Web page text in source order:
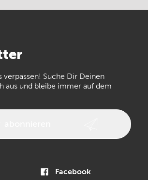
Epiphone
Presonus
verpassen! Suche Dir Deinen
aus und bleibe immer auf dem
Facebook